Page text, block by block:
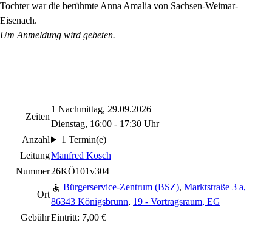
Tochter war die berühmte Anna Amalia von Sachsen-Weimar-
Eisenach.
Um Anmeldung wird gebeten.
Zeiten
1 Nachmittag, 29.09.2026
Dienstag, 16:00 - 17:30 Uhr
Anzahl
1 Termin(e)
LeitungManfred Kosch
Nummer26KÖ101v304
Ort
Bürgerservice-Zentrum (BSZ), Marktstraße 3 a,
86343 Königsbrunn, 19 - Vortragsraum, EG
GebührEintritt: 7,00 €